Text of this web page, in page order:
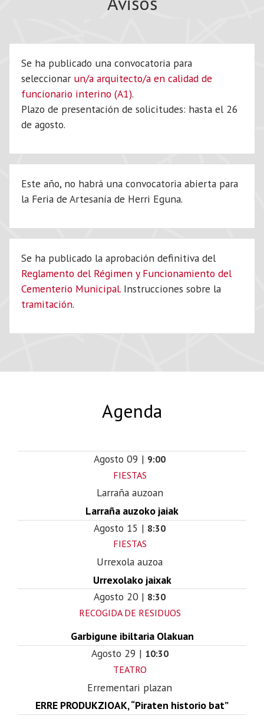
Se ha publicado una convocatoria para
seleccionar un/a arquitecto/a en calidad de
funcionario interino (A1).
Plazo de presentación de solicitudes: hasta el 26
de agosto.
Este año, no habrá una convocatoria abierta para
la Feria de Artesanía de Herri Eguna.
Se ha publicado la aprobación definitiva del
Reglamento del Régimen y Funcionamiento del
Cementerio Municipal. Instrucciones sobre la
tramitación.
Agenda
Agosto 09 | 9:00
FIESTAS
Larraña auzoan
Larraña auzoko jaiak
Agosto 15 | 8:30
FIESTAS
Urrexola auzoa
Urrexolako jaixak
Agosto 20 | 8:30
RECOGIDA DE RESIDUOS
Garbigune ibiltaria Olakuan
Agosto 29 | 10:30
TEATRO
Errementari plazan
ERRE PRODUKZIOAK, “Piraten historio bat”